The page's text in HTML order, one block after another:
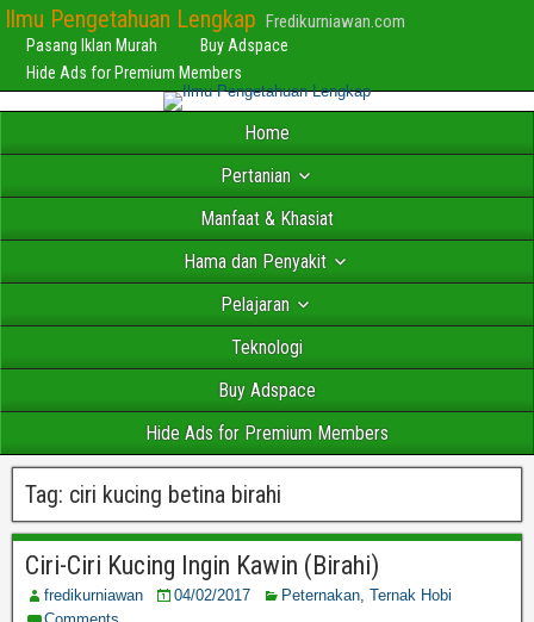
Ilmu Pengetahuan Lengkap Fredikurniawan.com
Pasang Iklan Murah
Buy Adspace
Hide Ads for Premium Members
Home
Pertanian
Manfaat & Khasiat
Hama dan Penyakit
Pelajaran
Teknologi
Buy Adspace
Hide Ads for Premium Members
Tag: ciri kucing betina birahi
Ciri-Ciri Kucing Ingin Kawin (Birahi)
fredikurniawan 04/02/2017 Peternakan, Ternak Hobi